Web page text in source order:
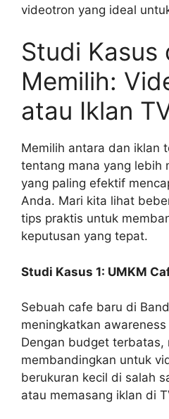
videotron yang ideal
Studi Kasus
Memilih:
atau Iklan
Memilih antara dan iklan
tentang mana yang lebih
yang paling efektif
Anda. Mari kita lihat
tips praktis untuk
keputusan yang tepat.
Studi Kasus 1: UMKM
Sebuah cafe baru di
meningkatkan
Dengan budget terbatas,
membandingkan untuk
berukuran kecil di salah
atau memasang iklan di